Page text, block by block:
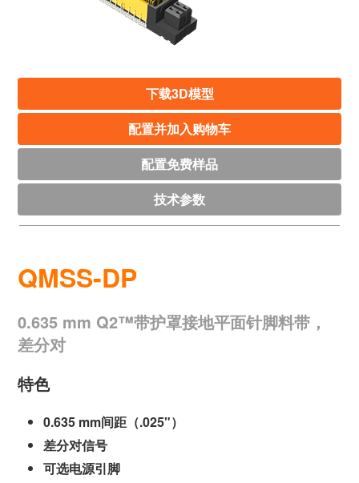
下载3D模型
配置并加入购物车
配置免费样品
技术参数
QMSS-DP
0.635 mm Q2™带护罩接地平面针脚料带，
差分对
特色
0.635 mm间距（.025"）
差分对信号
可选电源引脚